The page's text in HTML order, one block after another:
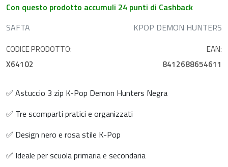
Con questo prodotto accumuli 24 punti di Cashback
SAFTA
KPOP DEMON HUNTERS
CODICE PRODOTTO:
X64102
EAN:
8412688654611
✅ Astuccio 3 zip K-Pop Demon Hunters Negra
✅ Tre scomparti pratici e organizzati
✅ Design nero e rosa stile K-Pop
✅ Ideale per scuola primaria e secondaria